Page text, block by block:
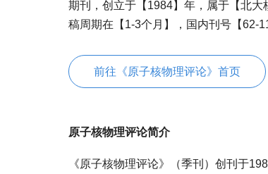
期刊，创立于【1984】年，属于【北
稿周期在【1-3个月】，国内刊号【62-
前往《原子核物理评论》首页
原子核物理评论简介
《原子核物理评论》（季刊）创刊于